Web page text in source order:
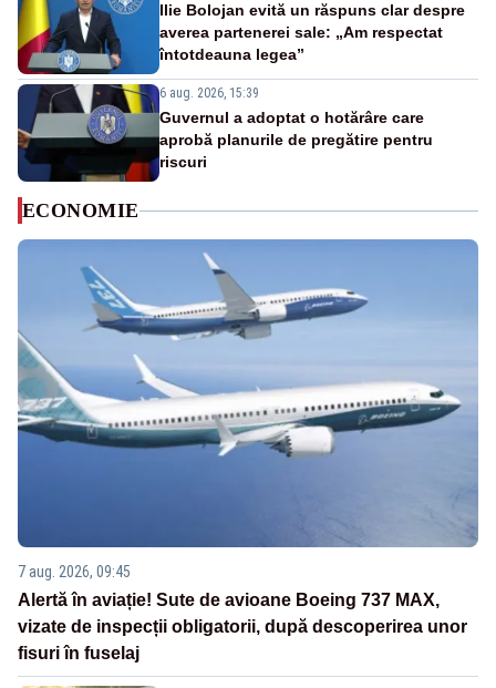
Ilie Bolojan evită un răspuns clar despre
averea partenerei sale: „Am respectat
întotdeauna legea”
6 aug. 2026, 15:39
Guvernul a adoptat o hotărâre care
aprobă planurile de pregătire pentru
riscuri
ECONOMIE
7 aug. 2026, 09:45
Alertă în aviație! Sute de avioane Boeing 737 MAX,
vizate de inspecții obligatorii, după descoperirea unor
fisuri în fuselaj